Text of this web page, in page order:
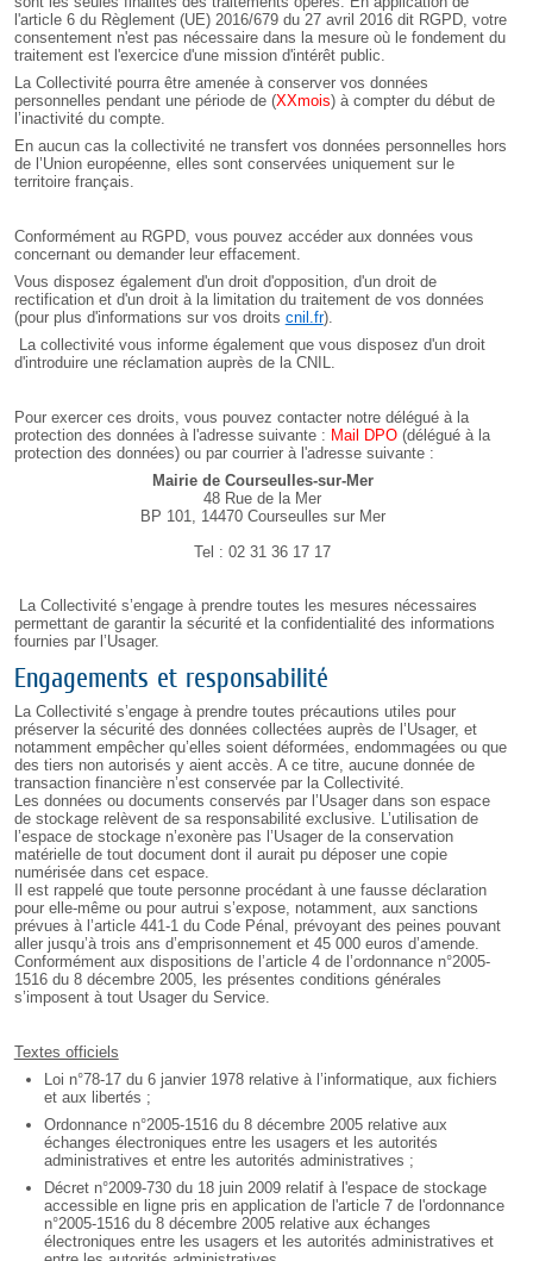
l'article 6 du Règlement (UE) 2016/679 du 27 avril 2016 dit RGPD, votre
consentement n'est pas nécessaire dans la mesure où le fondement du
traitement est l'exercice d'une mission d'intérêt public.
La Collectivité pourra être amenée à conserver vos données
personnelles pendant une période de (XXmois) à compter du début de
l’inactivité du compte.
En aucun cas la collectivité ne transfert vos données personnelles hors
de l’Union européenne, elles sont conservées uniquement sur le
territoire français.
Conformément au RGPD, vous pouvez accéder aux données vous
concernant ou demander leur effacement.
Vous disposez également d'un droit d'opposition, d'un droit de
rectification et d'un droit à la limitation du traitement de vos données
(pour plus d'informations sur vos droits cnil.fr).
La collectivité vous informe également que vous disposez d'un droit
d'introduire une réclamation auprès de la CNIL.
Pour exercer ces droits, vous pouvez contacter notre délégué à la
protection des données à l'adresse suivante : Mail DPO(délégué à la
protection des données) ou par courrier à l'adresse suivante :
Mairie de Courseulles-sur-Mer
48 Rue de la Mer
BP 101, 14470 Courseulles sur Mer
Tel : 02 31 36 17 17
La Collectivité s’engage à prendre toutes les mesures nécessaires
permettant de garantir la sécurité et la confidentialité des informations
fournies par l’Usager.
Engagements et responsabilité
La Collectivité s’engage à prendre toutes précautions utiles pour
préserver la sécurité des données collectées auprès de l’Usager, et
notamment empêcher qu’elles soient déformées, endommagées ou que
des tiers non autorisés y aient accès. A ce titre, aucune donnée de
transaction financière n’est conservée par la Collectivité.
Les données ou documents conservés par l’Usager dans son espace
de stockage relèvent de sa responsabilité exclusive. L’utilisation de
l’espace de stockage n’exonère pas l’Usager de la conservation
matérielle de tout document dont il aurait pu déposer une copie
numérisée dans cet espace.
Il est rappelé que toute personne procédant à une fausse déclaration
pour elle-même ou pour autrui s’expose, notamment, aux sanctions
prévues à l’article 441-1 du Code Pénal, prévoyant des peines pouvant
aller jusqu’à trois ans d’emprisonnement et 45 000 euros d’amende.
Conformément aux dispositions de l’article 4 de l’ordonnance n°2005-
1516 du 8 décembre 2005, les présentes conditions générales
s’imposent à tout Usager du Service.
Textes officiels
Loi n°78-17 du 6 janvier 1978 relative à l’informatique, aux fichiers
et aux libertés ;
Ordonnance n°2005-1516 du 8 décembre 2005 relative aux
échanges électroniques entre les usagers et les autorités
administratives et entre les autorités administratives ;
Décret n°2009-730 du 18 juin 2009 relatif à l'espace de stockage
accessible en ligne pris en application de l'article 7 de l'ordonnance
n°2005-1516 du 8 décembre 2005 relative aux échanges
électroniques entre les usagers et les autorités administratives et